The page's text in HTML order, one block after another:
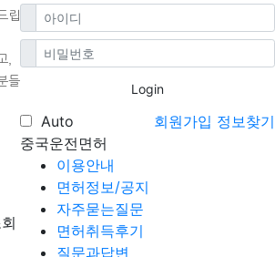
Login
Auto 회원가입 정보찾기
중국운전면허
이용안내
면허정보/공지
자주묻는질문
면허취득후기
질문과답변
립
,
들